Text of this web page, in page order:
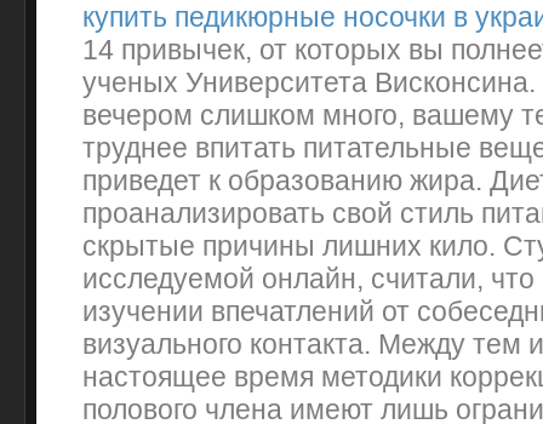
купить педикюрные носочки в
14 привычек, от которых вы
ученых Университета
вечером слишком много, вашему
труднее впитать питательные
приведет к образованию жира.
проанализировать свой стиль
скрытые причины лишних кило.
исследуемой онлайн, считали, что
изучении впечатлений от
визуального контакта. Между тем
настоящее время методики
полового члена имеют лишь